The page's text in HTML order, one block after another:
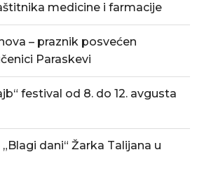
medicine i farmacije
– praznik posvećen
Paraskevi
festival od 8. do 12. avgusta
dani“ Žarka Talijana u